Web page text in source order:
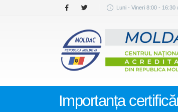
Luni - Vineri 8:00 -
Importanța